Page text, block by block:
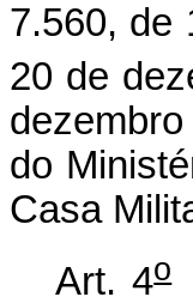
7.560, de
20 de
do
Casa
Art. 4o